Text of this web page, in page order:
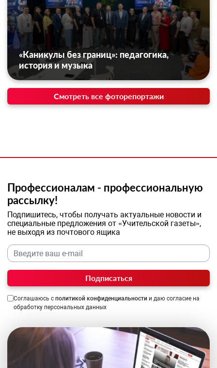
«Каникулы без границ»: педагогика,
история и музыка
Смотреть все фоторепортажи
Профессионалам - профессиональную
рассылку!
Подпишитесь, чтобы получать актуальные новости и
специальные предложения от «Учительской газеты»,
не выходя из почтового ящика
Подписаться
Соглашаюсь с политикой конфиденциальности и даю согласие на
обработку персональных данных